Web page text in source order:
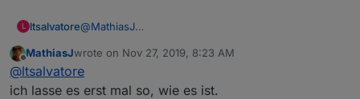
L ltsalvatore@MathiasJ
andere als erfolgsversprechend ist..
Offline
MathiasJwrote on Nov 27, 2019, 8:23 AM
last edited by
@ltsalvatore
ich lasse es erst mal so, wie es ist.